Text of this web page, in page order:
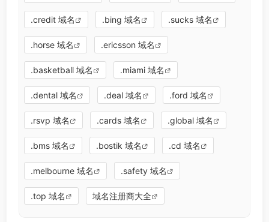
.credit 域名 .bing 域名 .sucks 域名
.horse 域名 .ericsson 域名
.basketball 域名 .miami 域名
.dental 域名 .deal 域名 .ford 域名
.rsvp 域名 .cards 域名 .global 域名
.bms 域名 .bostik 域名 .cd 域名
.melbourne 域名 .safety 域名
.top 域名 域名注册商大全